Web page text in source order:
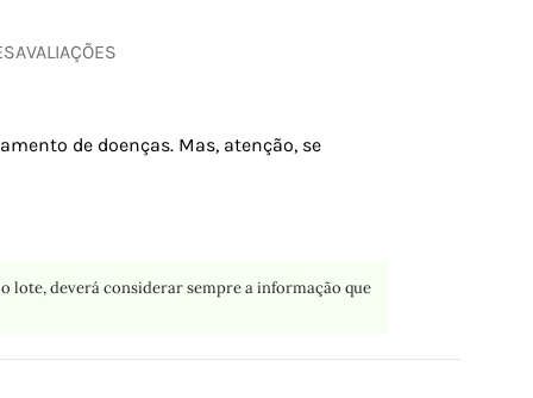
AVALIAÇÕES
de doenças. Mas, atenção, se
deverá considerar sempre a informação que